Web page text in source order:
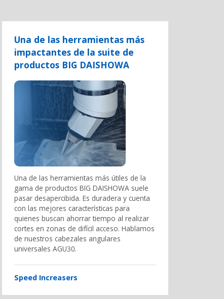
Una de las herramientas más
impactantes de la suite de
productos BIG DAISHOWA
Una de las herramientas más útiles de la
gama de productos BIG DAISHOWA suele
pasar desapercibida. Es duradera y cuenta
con las mejores características para
quienes buscan ahorrar tiempo al realizar
cortes en zonas de difícil acceso. Hablamos
de nuestros cabezales angulares
universales AGU30.
Speed Increasers